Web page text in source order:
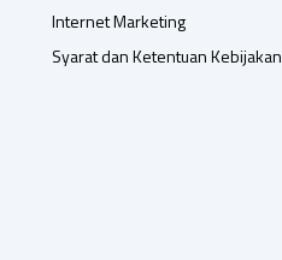
Internet Marketing
Syarat dan Ketentuan Kebijakan